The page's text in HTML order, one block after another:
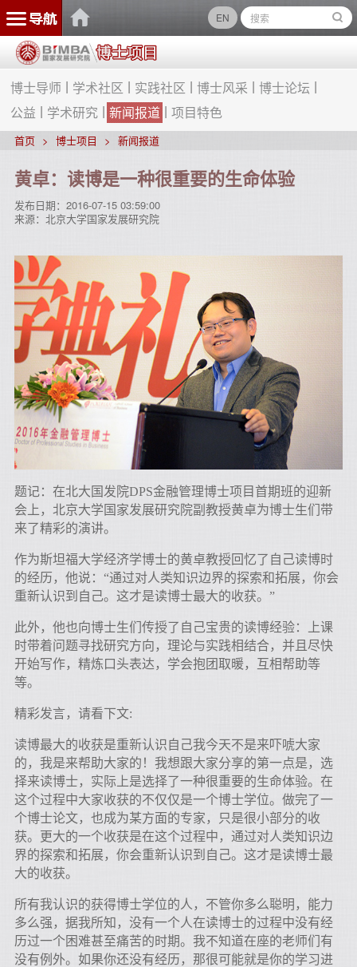
EN
博士导师 学术社区 实践社区 博士风采
博士论坛
公益
学术研究 新闻报道 项目特色
首页 博士项目 新闻报道
黄卓：读博是一种很重要的生命体验
发布日期： 2016-07-15 03:59:00
来源： 北京大学国家发展研究院
题记：在北大国发院DPS金融管理博士项目首期班的迎新
会上，北京大学国家发展研究院副教授黄卓为博士生们带
来了精彩的演讲。
作为斯坦福大学经济学博士的黄卓教授回忆了自己读博时
的经历，他说：“通过对人类知识边界的探索和拓展，你会
重新认识到自己。这才是读博士最大的收获。”
此外，他也向博士生们传授了自己宝贵的读博经验：上课
时带着问题寻找研究方向，理论与实践相结合，并且尽快
开始写作，精炼口头表达，学会抱团取暖，互相帮助等
等。
精彩发言，请看下文:
读博最大的收获是重新认识自己我今天不是来吓唬大家
的，我是来帮助大家的！我想跟大家分享的第一点是，选
择来读博士，实际上是选择了一种很重要的生命体验。在
这个过程中大家收获的不仅仅是一个博士学位。做完了一
个博士论文，也成为某方面的专家，只是很小部分的收
获。更大的一个收获是在这个过程中，通过对人类知识边
界的探索和拓展，你会重新认识到自己。这才是读博士最
大的收获。
所有我认识的获得博士学位的人，不管你多么聪明，能力
多么强，据我所知，没有一个人在读博士的过程中没有经
历过一个困难甚至痛苦的时期。我不知道在座的老师们有
没有例外。如果你还没有经历，那很可能就是你的学习进